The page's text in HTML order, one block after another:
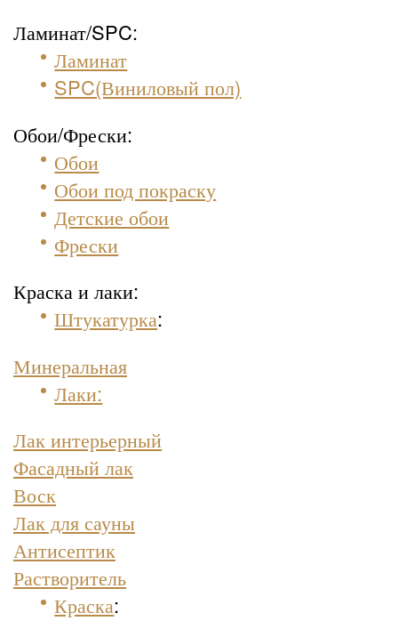
Ламинат/SPC:
Ламинат
SPC(Виниловый пол)
Обои/Фрески:
Обои
Обои под покраску
Детские обои
Фрески
Краска и лаки:
Штукатурка:
Минеральная
Лаки:
Лак интерьерный
Фасадный лак
Воск
Лак для сауны
Антисептик
Растворитель
Краска: